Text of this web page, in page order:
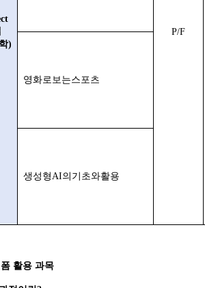
)
P/F
영화로보는스포츠
생성형 AI의기초와활용
활용 과목